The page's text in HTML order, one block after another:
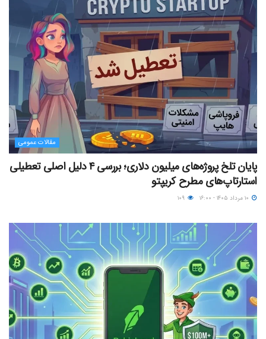
مقالات عمومی
پایان تلخ پروژه‌های میلیون دلاری؛ بررسی ۴ دلیل اصلی تعطیلی
استارتاپ‌های مطرح کریپتو